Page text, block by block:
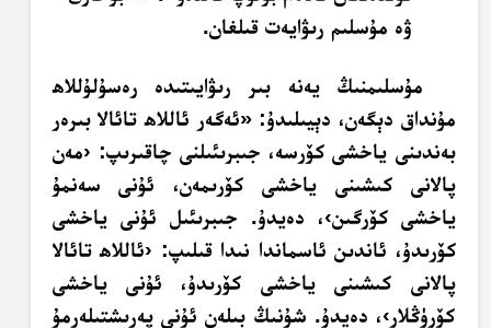
ۋە مۇسلىم رىۋايەت قىلغان.
مۇسلىمنىڭ يەنە بىر رىۋايىتىدە رەسۇلۇللاھ
مۇنداق دېگەن، دېيىلىدۇ: «ئەگەر ئاللاھ تائالا بىرەر
بەندىنى ياخشى كۆرسە، جىبرىئىلنى چاقىرىپ: ‹مەن
پالانى كىشىنى ياخشى كۆرىمەن، ئۇنى سەنمۇ
ياخشى كۆرگىن›، دەيدۇ. جىبرىئىل ئۇنى ياخشى
كۆرىدۇ، ئاندىن ئاسماندا نىدا قىلىپ: ‹ئاللاھ تائالا
پالانى كىشىنى ياخشى كۆرىدۇ، ئۇنى ياخشى
كۆرۈڭلار›، دەيدۇ. شۇنىڭ بىلەن ئۇنى پەرىشتىلەرمۇ